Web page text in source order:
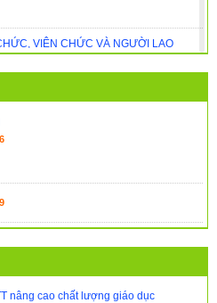
VIÊN CHỨC VÀ NGƯỜI LAO
– 2026
🎉
– GIEO MẦM TRI THỨC DƯỚI MÁI
nâng cao chất lượng giáo dục